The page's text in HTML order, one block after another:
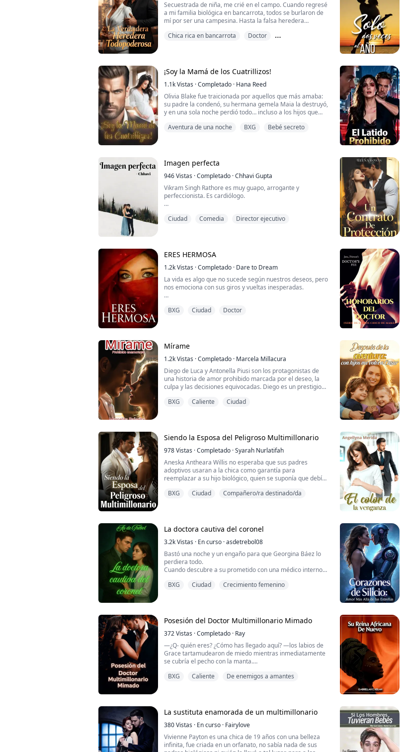
Secuestrada de niña, me crié en el campo. Cuando regresé
a mi familia biológica en bancarrota, todos se burlaron de
mí por ser una campesina. Hasta la falsa heredera
Soy una médica legendaria capaz de devolver a los
muertos a la vida, una artista famosa en todo el ...
Chica rica en bancarrota
Doctor
¡Soy la Mamá de los Cuatrillizos!
1.1kVistas ·Completado · Hana Reed
Olivia Blake fue traicionada por aquellos que más amaba:
su padre la condenó, su hermana gemela Maia la destruyó,
y en una sola noche perdió todo… incluso a los hijos que
Olivia sobrevivió. Ahora, cinco años después, regresa con
Lo que nunca imaginó es que ...
Aventura de una noche BXG Bebé secreto
Imagen perfecta
946Vistas ·Completado ·Chhavi Gupta
Vikram Singh Rathore es muy guapo, arrogante y
perfeccionista. Es cardiólogo.
conoce a la nueva interna dietista... Sandhya Rajput.
al ver que tiene que asistir nada menos que al Dr. Diablo.
Ella es amable, cariñosa y amigable... co...
Ciudad Comedia Director ejecutivo
ERES HERMOSA
1.2kVistas ·Completado · Dare to Dream
La vida es algo que no sucede según nuestros deseos, pero
nos emociona con sus giros y vueltas inesperadas.
Desde su nacimiento, enfrenta problemas de muchas
Todos ...
BXG Ciudad Doctor
Mírame
1.2kVistas ·Completado · Marcela Millacura
Diego de Luca y Antonella Piusi son los protagonistas de
una historia de amor prohibido marcada por el deseo, la
culpa y las decisiones equivocadas. Diego es un prestigioso
apasionada, con quien tiene un hijo de seis años, Marcus.
BXG Caliente Ciudad
Siendo la Esposa del Peligroso Multimillonario
978Vistas ·Completado ·Syarah Nurlatifah
Aneska Antheara Willis no esperaba que sus padres
adoptivos usaran a la chica como garantía para
reemplazar a su hijo biológico, quien se suponía que debía
para Aneska. Sin embargo, al casarse con el
Casada con Edwin Zeela...
BXG Ciudad Compañero/ra destinado/da
La doctora cautiva del coronel
3.2kVistas · En curso ·asdetrebol08
Bastó una noche y un engaño para que Georgina Báez lo
perdiera todo.
Cuando descubre a su prometido con una médico interno,
ciudad, apenas tiene tiempo de procesar la traición, pues
Dentro de una mansión aislada, Georgina es pre...
BXG Ciudad Crecimiento femenino
Posesión del Doctor Multimillonario Mimado
372Vistas ·Completado · Ray
—¿Q- quién eres? ¿Cómo has llegado aquí? —los labios de
Grace tartamudearon de miedo mientras inmediatamente
se cubría el pecho con la manta.
—¿Estás asustada? ¿Eh? —El hombre resopló, dando
cuando un extraño borracho la confunde con su amante. El
precio que paga es alto, ya que pi...
BXG Caliente De enemigos a amantes
La sustituta enamorada de un multimillonario
380Vistas · En curso · Fairylove
Vivienne Payton es una chica de 19 años con una belleza
infinita, fue criada en un orfanato, no sabía nada de sus